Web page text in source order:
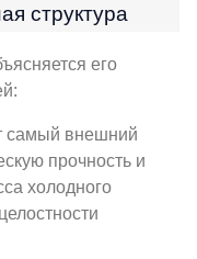
структура
его
самый внешний
прочность и
холодного